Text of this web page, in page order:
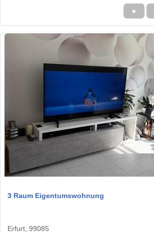
★
3 Raum Eigentumswohnung
Erfurt, 99085